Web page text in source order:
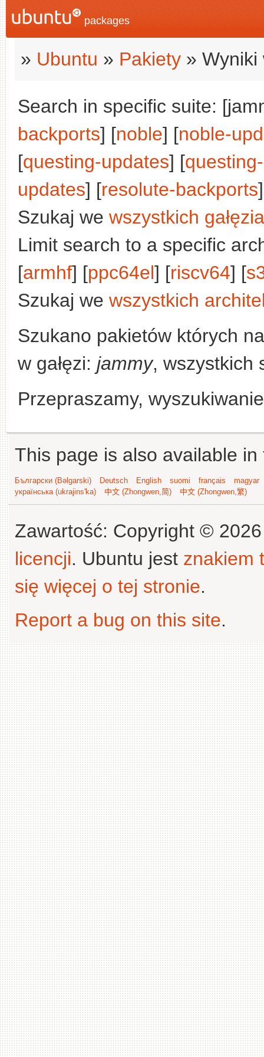
packages
» Ubuntu » Pakiety » Wyniki
Search in specific suite:
backports] [noble] [noble-
[questing-updates] [
updates] [resolute-backports
Szukaj we wszystkich
Limit search to a specific
[armhf] [ppc64el] [riscv64] [
Szukaj we wszystkich
Szukano pakietów których
w gałęzi: jammy, wszystkich
Przepraszamy,
This page is also available
Български (Bəlgarski) Deutsch English suomi français
magyar
українська (ukrajins'ka)
中文 (Zhongwen,简) 中文 (Zhongwen,繁)
Zawartość: Copyright ©
licencji. Ubuntu jest znakiem
się więcej o tej stronie.
Report a bug on this site.